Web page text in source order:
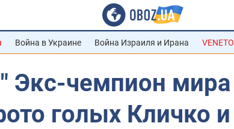
Война в Украине Война Израиля и Ирана VENETO
Экс-чемпион мира
голых Кличко и